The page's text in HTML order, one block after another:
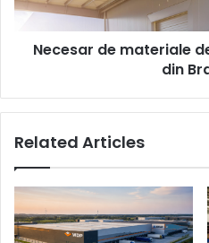
hală
BrașovNecesar de materiale
din
Related Articles